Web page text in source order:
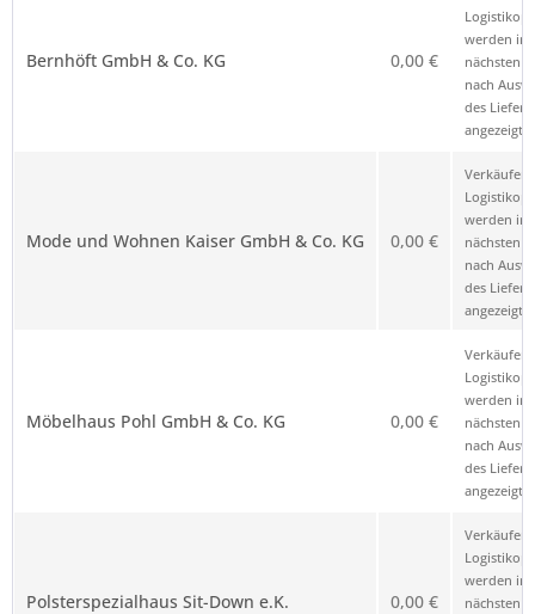
Bernhöft GmbH & Co. KG 0,00 €
werden im
nächsten
nach
des
angezeigt.
Mode und Wohnen Kaiser GmbH & Co. KG 0,00 €
Verkäufer
werden im
nächsten
nach
des
angezeigt.
Möbelhaus Pohl GmbH & Co. KG 0,00 €
Verkäufer
werden im
nächsten
nach
des
angezeigt.
Polsterspezialhaus Sit-Down e.K. 0,00 €
Verkäufer
werden im
nächsten